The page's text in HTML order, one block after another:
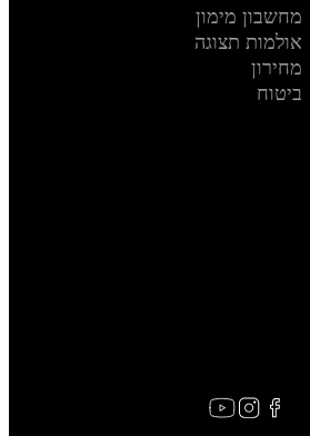
מחשבון מימון
אולמות תצוגה
מחירון
ביטוח